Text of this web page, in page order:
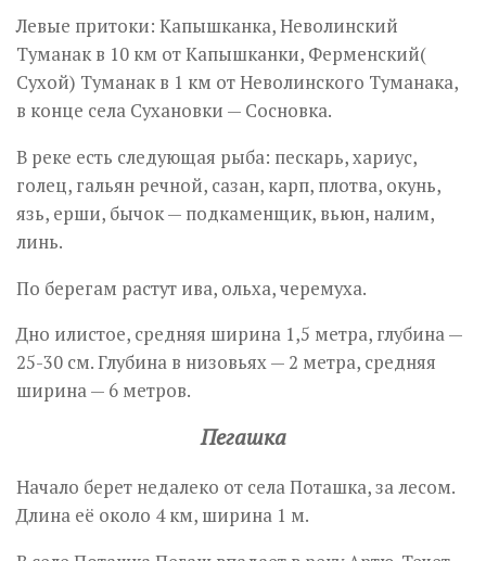
Левые притоки: Капышканка, Неволинский
Туманак в 10 км от Капышканки, Ферменский(
Сухой) Туманак в 1 км от Неволинского Туманака,
в конце села Сухановки — Сосновка.
В реке есть следующая рыба: пескарь, хариус,
голец, гальян речной, сазан, карп, плотва, окунь,
язь, ерши, бычок — подкаменщик, вьюн, налим,
линь.
По берегам растут ива, ольха, черемуха.
Дно илистое, средняя ширина 1,5 метра, глубина —
25-30 см. Глубина в низовьях — 2 метра, средняя
ширина — 6 метров.
Пегашка
Начало берет недалеко от села Поташка, за лесом.
Длина её около 4 км, ширина 1 м.